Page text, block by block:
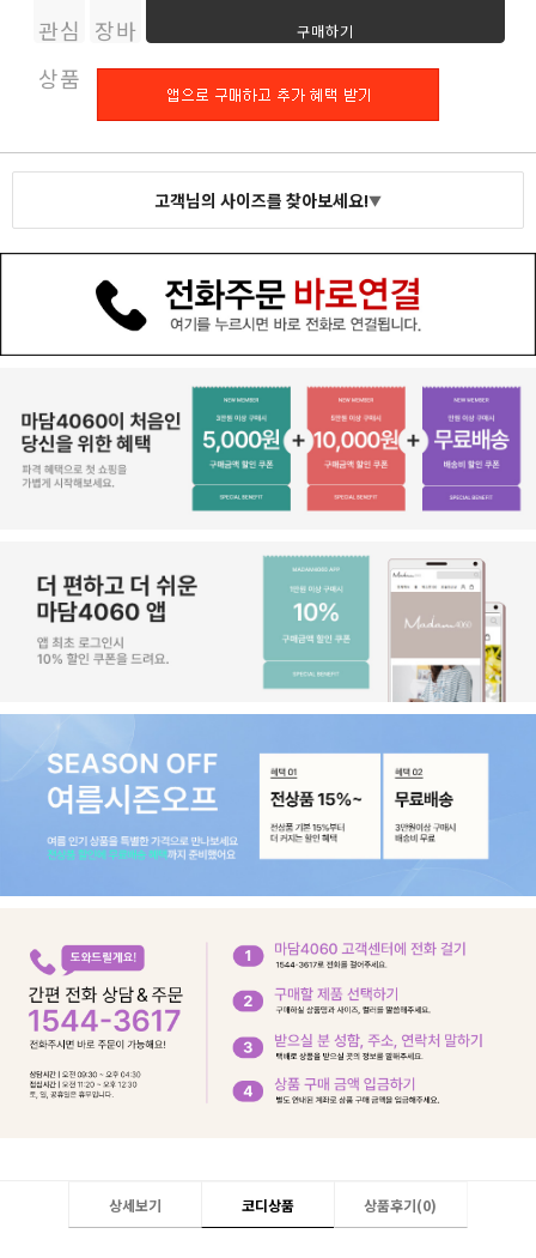
관심
상품
장바
구니
구매하기
고객님의 사이즈를 찾아보세요!▼
상세보기 코디상품 상품후기(0)